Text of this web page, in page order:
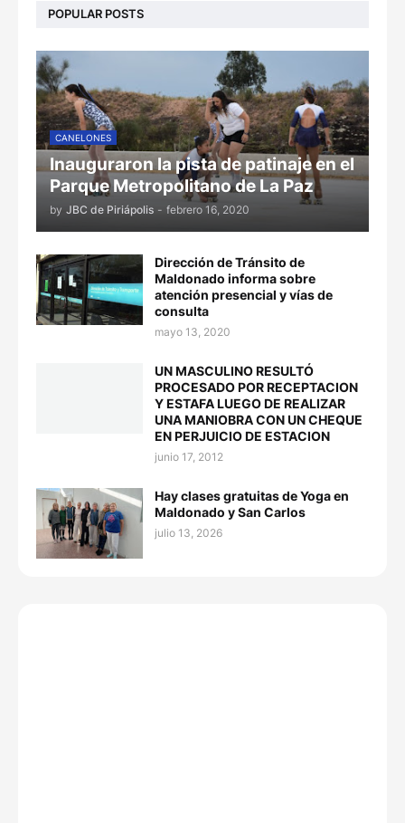
POPULAR POSTS
CANELONES
Inauguraron la pista de patinaje en el
Parque Metropolitano de La Paz
by JBC de Piriápolis - febrero 16, 2020
Dirección de Tránsito de
Maldonado informa sobre
atención presencial y vías de
consulta
mayo 13, 2020
UN MASCULINO RESULTÓ
PROCESADO POR RECEPTACION
Y ESTAFA LUEGO DE REALIZAR
UNA MANIOBRA CON UN CHEQUE
EN PERJUICIO DE ESTACION
junio 17, 2012
Hay clases gratuitas de Yoga en
Maldonado y San Carlos
julio 13, 2026